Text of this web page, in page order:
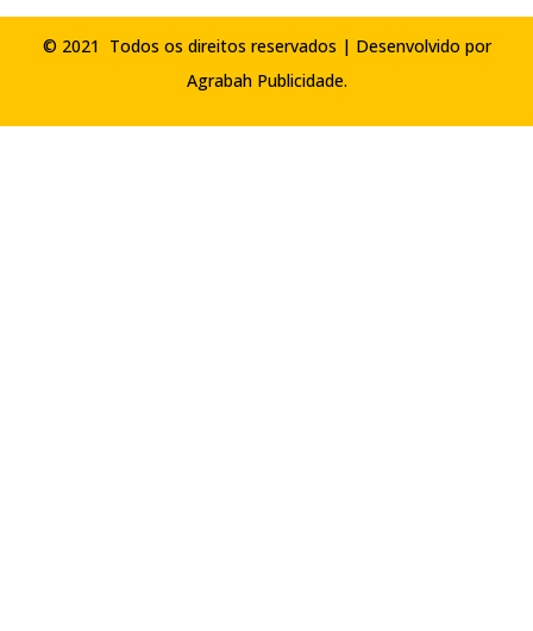
© 2021 Todos os direitos reservados | Desenvolvido por
Agrabah Publicidade.